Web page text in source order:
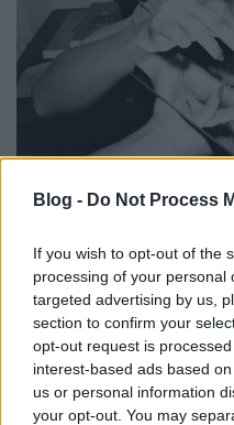
Blog - Do Not Process
If you wish to opt-out of the
processing of your personal
targeted advertising by us,
section to confirm your
opt-out request is
interest-based ads based
us or personal information
your opt-out. You may
Szex, kábítószer
Studio 54
Dédi Dédi•2019. március 20.
Az amerikai Meryl
pillanthatunk be az
gátlásoktól mentes
A neves fotós